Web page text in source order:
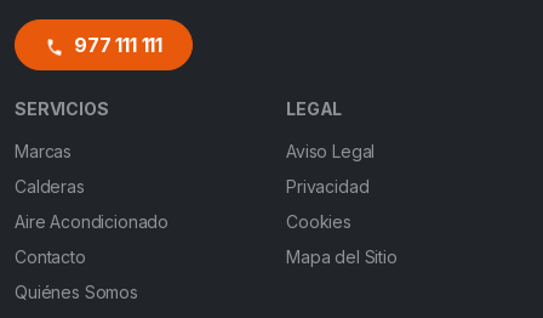
977 111 111
SERVICIOS
Marcas
Calderas
Aire Acondicionado
Contacto
Quiénes Somos
LEGAL
Aviso Legal
Privacidad
Cookies
Mapa del Sitio